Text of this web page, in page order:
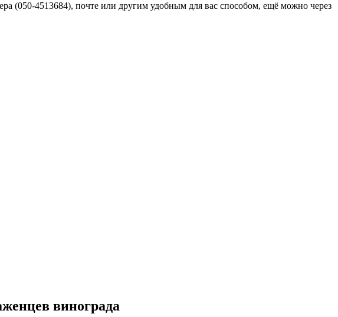
(050-4513684), почте или другим удобным для вас способом, ещё можно через
винограда